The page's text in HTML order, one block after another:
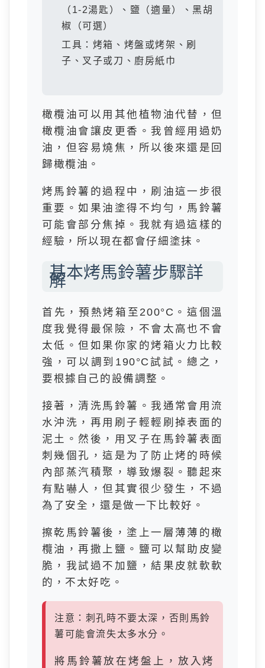
（1-2湯匙）、鹽（適量）、黑胡
椒（可選）
工具：烤箱、烤盤或烤架、刷
子、叉子或刀、廚房紙巾
橄欖油可以用其他植物油代替，但
橄欖油會讓皮更香。我曾經用過奶
油，但容易燒焦，所以後來還是回
歸橄欖油。
烤馬鈴薯的過程中，刷油這一步很
重要。如果油塗得不均勻，馬鈴薯
可能會部分焦掉。我就有過這樣的
經驗，所以現在都會仔細塗抹。
基本烤馬鈴薯步驟詳
解
首先，預熱烤箱至200°C。這個溫
度我覺得最保險，不會太高也不會
太低。但如果你家的烤箱火力比較
強，可以調到190°C試試。總之，
要根據自己的設備調整。
接著，清洗馬鈴薯。我通常會用流
水沖洗，再用刷子輕輕刷掉表面的
泥土。然後，用叉子在馬鈴薯表面
刺幾個孔，這是为了防止烤的時候
內部蒸汽積聚，導致爆裂。聽起來
有點嚇人，但其實很少發生，不過
為了安全，還是做一下比較好。
擦乾馬鈴薯後，塗上一層薄薄的橄
欖油，再撒上鹽。鹽可以幫助皮變
脆，我試過不加鹽，結果皮就軟軟
的，不太好吃。
注意：刺孔時不要太深，否則馬鈴
薯可能會流失太多水分。
將馬鈴薯放在烤盤上，放入烤